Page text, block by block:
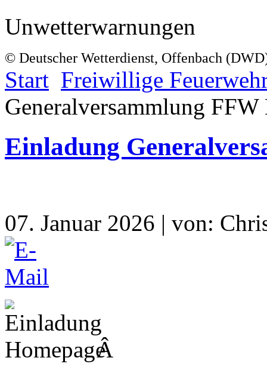
Unwetterwarnungen
© Deutscher Wetterdienst, Offenbach
Start Freiwillige
Generalversammlung
Einladung
07. Januar 2026 | von:
Â